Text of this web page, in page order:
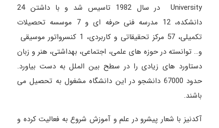
University در سال 1982 تاسیس شد و با داشتن 24
دانشکده، 12 مدرسه فنی حرفه ای و 7 موسسه تحصیلات
تکمیلی، 57 مرکز تحقیقاتی و کاربردی، 1 کنسرواتور موسیقی
و… توانسته در حوزه های علمی، اجتماعی، بهداشتی، هنر و زبان
دستاورد های زیادی را در سطح بین الملل به دست بیاورد.
حدود 67000 دانشجو در این دانشگاه مشغول به تحصیل می
باشند.
آکدنیز با شعار پیشرو در علم و آموزش شروع به فعالیت کرده و